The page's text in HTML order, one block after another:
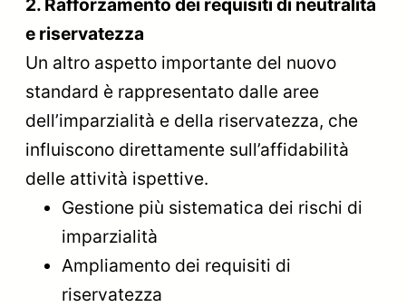
2. Rafforzamento dei requisiti di neutralità
e riservatezza
Un altro aspetto importante del nuovo
standard è rappresentato dalle aree
dell’imparzialità e della riservatezza, che
influiscono direttamente sull’affidabilità
delle attività ispettive.
Gestione più sistematica dei rischi di
imparzialità
Ampliamento dei requisiti di
riservatezza